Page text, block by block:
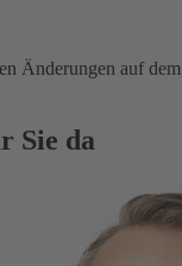
Änderungen auf
Sie da